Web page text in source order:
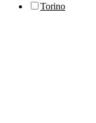
Torino